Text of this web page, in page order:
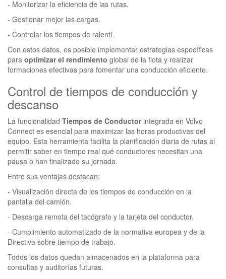
- Monitorizar la eficiencia de las rutas.
- Gestionar mejor las cargas.
- Controlar los tiempos de ralentí.
Con estos datos, es posible implementar estrategias específicas
para optimizar el rendimiento global de la flota y realizar
formaciones efectivas para fomentar una conducción eficiente.
Control de tiempos de conducción y
descanso
La funcionalidad Tiempos de Conductorintegrada en Volvo
Connect es esencial para maximizar las horas productivas del
equipo. Esta herramienta facilita la planificación diaria de rutas al
permitir saber en tiempo real qué conductores necesitan una
pausa o han finalizado su jornada.
Entre sus ventajas destacan:
- Visualización directa de los tiempos de conducción en la
pantalla del camión.
- Descarga remota del tacógrafo y la tarjeta del conductor.
- Cumplimiento automatizado de la normativa europea y de la
Directiva sobre tiempo de trabajo.
Todos los datos quedan almacenados en la plataforma para
consultas y auditorías futuras.